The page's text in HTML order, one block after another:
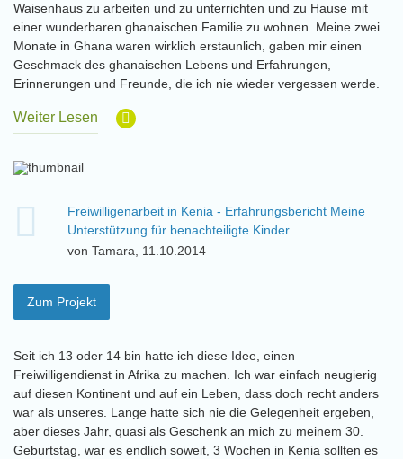
Waisenhaus zu arbeiten und zu unterrichten und zu Hause mit
einer wunderbaren ghanaischen Familie zu wohnen. Meine zwei
Monate in Ghana waren wirklich erstaunlich, gaben mir einen
Geschmack des ghanaischen Lebens und Erfahrungen,
Erinnerungen und Freunde, die ich nie wieder vergessen werde.
Weiter Lesen
Freiwilligenarbeit in Kenia - Erfahrungsbericht Meine
Unterstützung für benachteiligte Kinder
von Tamara, 11.10.2014
Zum Projekt
Seit ich 13 oder 14 bin hatte ich diese Idee, einen
Freiwilligendienst in Afrika zu machen. Ich war einfach neugierig
auf diesen Kontinent und auf ein Leben, dass doch recht anders
war als unseres. Lange hatte sich nie die Gelegenheit ergeben,
aber dieses Jahr, quasi als Geschenk an mich zu meinem 30.
Geburtstag, war es endlich soweit, 3 Wochen in Kenia sollten es